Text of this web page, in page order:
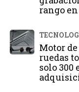
rango
Motor
ruedas
solo 300